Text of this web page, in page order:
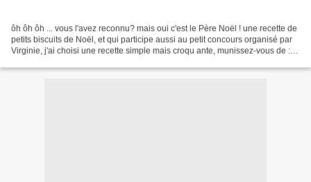
ôh ôh ôh ... vous l'avez reconnu? mais oui c'est le Père Noël ! une recette de
petits biscuits de Noël, et qui participe aussi au petit concours organisé par
Virginie, j'ai choisi une recette simple mais croqu ante, munissez-vous de :